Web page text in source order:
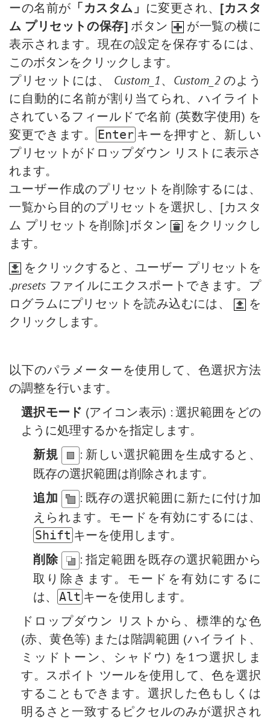
ーの名前が 「カスタム」 に変更され、 [カスタ
ム プリセットの保存]ボタン
が一覧の横に
表示されます。現在の設定を保存するには、
このボタンをクリックします。
プリセットには、 Custom_1、 Custom_2のよう
に自動的に名前が割り当てられ、ハイライト
されているフィールドで名前 (英数字使用) を
変更できます。
Enter キーを押すと、新しい
プリセットがドロップダウン リストに表示さ
れます。
ユーザー作成のプリセットを削除するには、
一覧から目的のプリセットを選択し、[カスタ
ム プリセットを削除]ボタン
をクリックし
ます。
をクリックすると、ユーザー プリセットを
.presets ファイルにエクスポートできます。プ
ログラムにプリセットを読み込むには、
を
クリックします。
以下のパラメーターを使用して、色選択方法
の調整を行います。
選択モード (アイコン表示) : 選択範囲をどの
ように処理するかを指定します。
新規
: 新しい選択範囲を生成すると、
既存の選択範囲は削除されます。
追加
: 既存の選択範囲に新たに付け加
えられます。モードを有効にするには、
Shift キーを使用します。
削除
: 指定範囲を既存の選択範囲から
取り除きます。モードを有効にするに
は、
Alt キーを使用します。
ドロップダウン リストから、標準的な色
(赤、黄色等) または階調範囲 (ハイライト、
ミッドトーン、シャドウ) を1つ選択しま
す。スポイト ツールを使用して、色を選択
することもできます。選択した色もしくは
明るさと一致するピクセルのみが選択され